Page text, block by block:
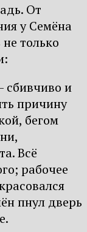
От
у Семёна
только
и
причину
бегом
Всё
рабочее
пнул дверь